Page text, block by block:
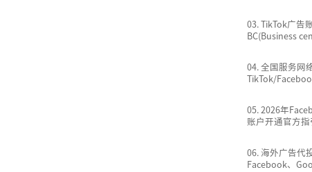
03.TikTok广告
BC(Business
04.全国服务网
TikTok/
05.2026年
账户开通官方指
06.海外广告代
Facebook、